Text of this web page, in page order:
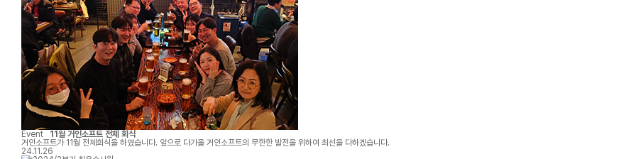
Event
11월 거인소프트 전체 회식
거인소프트가 11월 전체회식을 하였습니다. 앞으로 다가올 거인소프트의 무한한 발전을 위하여 최선을 다하겠습니다.
24.11.26